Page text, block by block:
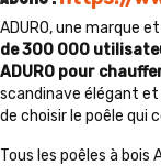
ADURO, une marque
de 300 000
ADURO pour
scandinave élégant
de choisir le poêle qui
Tous les poêles à